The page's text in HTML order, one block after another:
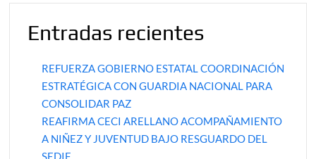
Entradas recientes
REFUERZA GOBIERNO ESTATAL COORDINACIÓN
ESTRATÉGICA CON GUARDIA NACIONAL PARA
CONSOLIDAR PAZ
REAFIRMA CECI ARELLANO ACOMPAÑAMIENTO
A NIÑEZ Y JUVENTUD BAJO RESGUARDO DEL
SEDIF